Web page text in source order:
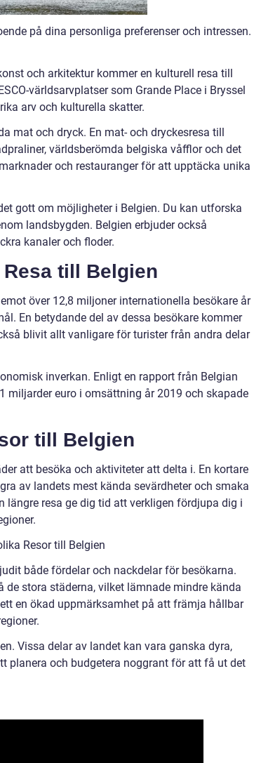
på dina personliga preferenser och intressen.
och arkitektur kommer en kulturell resa till
världsarvplatser som Grande Place i Bryssel
arv och kulturella skatter.
mat och dryck. En mat- och dryckesresa till
världsberömda belgiska våfflor och det
och restauranger för att upptäcka unika
gott om möjligheter i Belgien. Du kan utforska
landsbygden. Belgien erbjuder också
kanaler och floder.
till Belgien
över 12,8 miljoner internationella besökare år
En betydande del av dessa besökare kommer
blivit allt vanligare för turister från andra delar
inverkan. Enligt en rapport från Belgian
miljarder euro i omsättning år 2019 och skapade
till Belgien
att besöka och aktiviteter att delta i. En kortare
av landets mest kända sevärdheter och smaka
längre resa ge dig tid att verkligen fördjupa dig i
Resor till Belgien
både fördelar och nackdelar för besökarna.
stora städerna, vilket lämnade mindre kända
en ökad uppmärksamhet på att främja hållbar
Vissa delar av landet kan vara ganska dyra,
planera och budgetera noggrant för att få ut det